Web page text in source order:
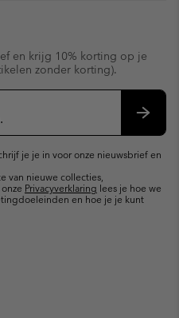
en krijg 10% korting op je
zonder korting).
je je in voor onze nieuwsbrief en
van nieuwe collecties,
Privacyverklaring lees je hoe we
en hoe je je kunt